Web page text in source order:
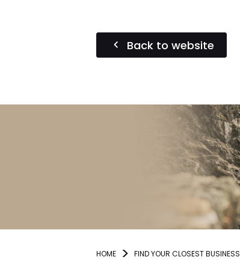
Back to website
HOME FIND YOUR CLOSEST BUSINESS